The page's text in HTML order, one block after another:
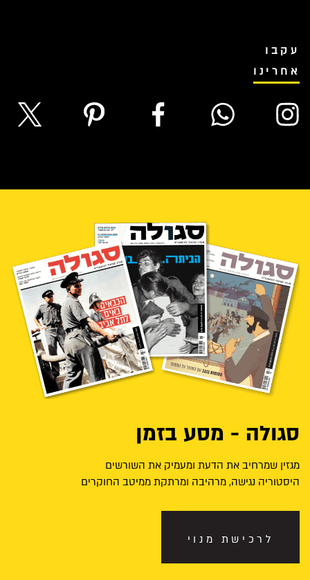
עקבו
אחרינו
סגולה - מסע בזמן
מגזין שמרחיב את הדעת ומעמיק את השורשים
היסטוריה נגישה, מרהיבה ומרתקת ממיטב החוקרים
לרכישת מנוי